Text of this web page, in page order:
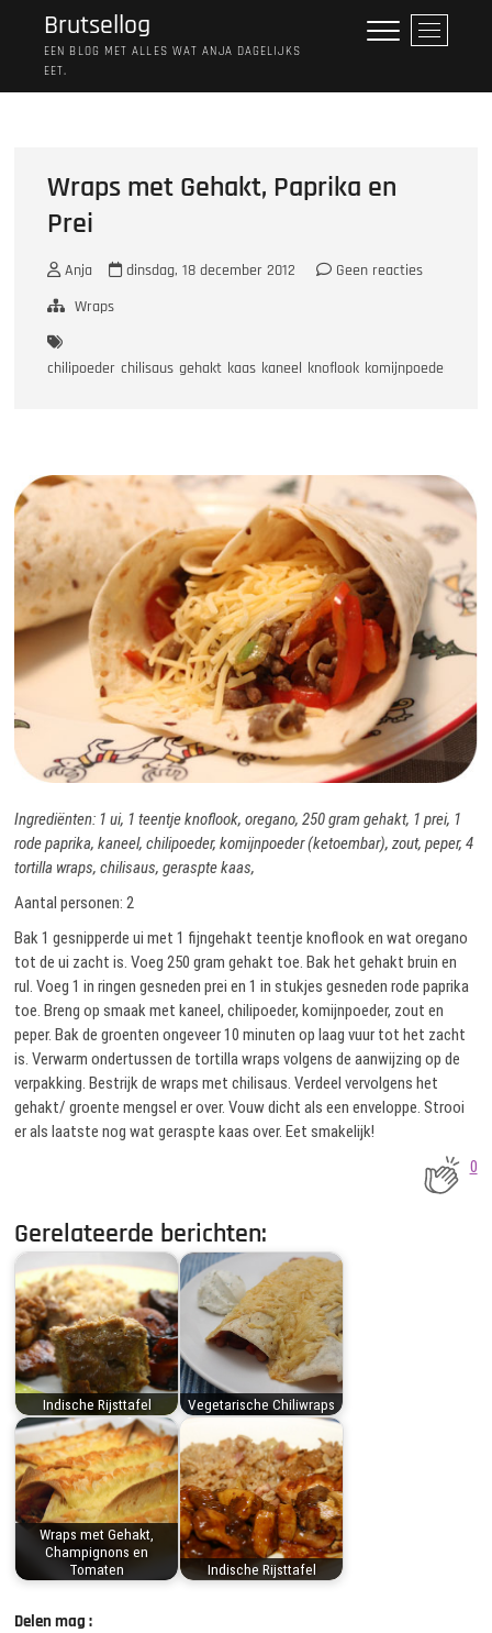
Brutsellog
EEN BLOG MET ALLES WAT ANJA DAGELIJKS
EET.
M
e
Wraps met Gehakt, Paprika en
Prei
Anja dinsdag, 18 december 2012
Geen reacties
Wraps
chilipoeder chilisaus gehakt kaas kaneel knoflook komijnpoeder
Ingrediënten: 1 ui, 1 teentje knoflook, oregano, 250 gram gehakt, 1 prei, 1
rode paprika, kaneel, chilipoeder, komijnpoeder (ketoembar), zout, peper, 4
tortilla wraps, chilisaus, geraspte kaas,
Aantal personen: 2
Bak 1 gesnipperde ui met 1 fijngehakt teentje knoflook en wat oregano
tot de ui zacht is. Voeg 250 gram gehakt toe. Bak het gehakt bruin en
rul. Voeg 1 in ringen gesneden prei en 1 in stukjes gesneden rode paprika
toe. Breng op smaak met kaneel, chilipoeder, komijnpoeder, zout en
peper. Bak de groenten ongeveer 10 minuten op laag vuur tot het zacht
is. Verwarm ondertussen de tortilla wraps volgens de aanwijzing op de
verpakking. Bestrijk de wraps met chilisaus. Verdeel vervolgens het
gehakt/ groente mengsel er over. Vouw dicht als een enveloppe. Strooi
er als laatste nog wat geraspte kaas over. Eet smakelijk!
0
Gerelateerde berichten:
Indische Rijsttafel Vegetarische Chiliwraps
Wraps met Gehakt,
Champignons en
Tomaten
Indische Rijsttafel
Delen mag :